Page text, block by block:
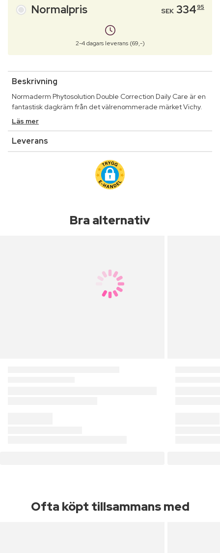
Normalpris SEK 33495
2-4 dagars leverans (69,-)
Beskrivning
Normaderm Phytosolution Double Correction Daily Care är en
fantastisk dagkräm från det välrenommerade märket Vichy.
Läs mer
Leverans
Bra alternativ
Ofta köpt tillsammans med